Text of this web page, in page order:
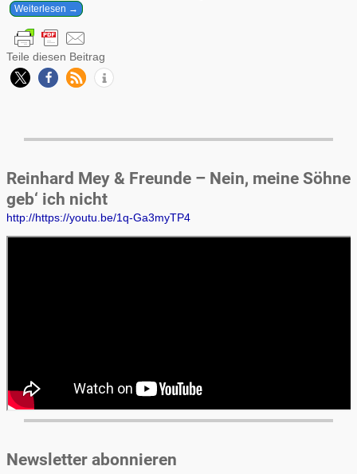
Weiterlesen →
Teile diesen Beitrag
Reinhard Mey & Freunde – Nein, meine Söhne
geb‘ ich nicht
http://https://youtu.be/1q-Ga3myTP4
Newsletter abonnieren